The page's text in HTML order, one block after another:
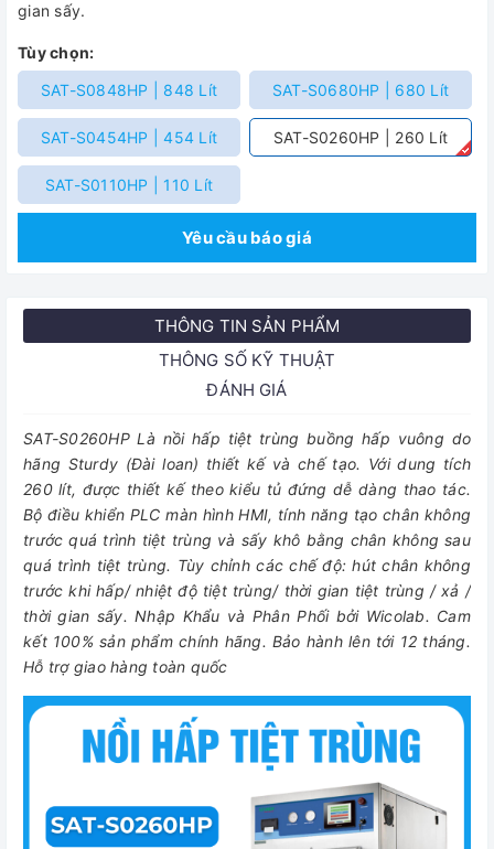
gian sấy.
Tùy chọn:
SAT-S0848HP | 848 Lít
SAT-S0680HP | 680 Lít
SAT-S0454HP | 454 Lít SAT-S0260HP | 260 Lít
SAT-S0110HP | 110 Lít
Yêu cầu báo giá
THÔNG TIN SẢN PHẨM
THÔNG SỐ KỸ THUẬT
ĐÁNH GIÁ
SAT-S0260HP Là nồi hấp tiệt trùng buồng hấp vuông do
hãng Sturdy (Đài loan) thiết kế và chế tạo. Với dung tích
260 lít, được thiết kế theo kiểu tủ đứng dễ dàng thao tác.
Bộ điều khiển PLC màn hình HMI, tính năng tạo chân không
trước quá trình tiệt trùng và sấy khô bằng chân không sau
quá trình tiệt trùng. Tùy chỉnh các chế độ: hút chân không
trước khi hấp/ nhiệt độ tiệt trùng/ thời gian tiệt trùng / xả /
thời gian sấy. Nhập Khẩu và Phân Phối bởi Wicolab. Cam
kết 100% sản phẩm chính hãng. Bảo hành lên tới 12 tháng.
Hỗ trợ giao hàng toàn quốc